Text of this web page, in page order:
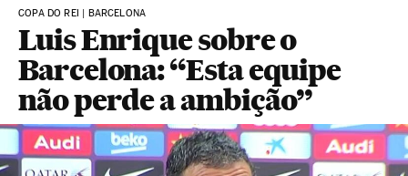
COPA DO REI | BARCELONA
Luis Enrique sobre o
Barcelona: “Esta equipe
não perde a ambição”